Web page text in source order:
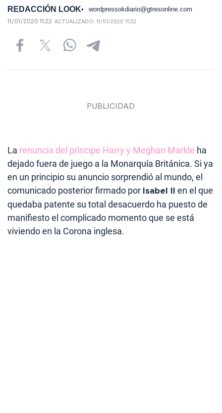
REDACCIÓN LOOK wordpressokdiario@gtresonline.com
11/01/2020 11:22 ACTUALIZADO: 11/01/2020 11:22
La renuncia del príncipe Harry y Meghan Markle ha
dejado fuera de juego a la Monarquía Británica. Si ya
en un principio su anuncio sorprendió al mundo, el
comunicado posterior firmado por Isabel II en el que
quedaba patente su total desacuerdo ha puesto de
manifiesto el complicado momento que se está
viviendo en la Corona inglesa.